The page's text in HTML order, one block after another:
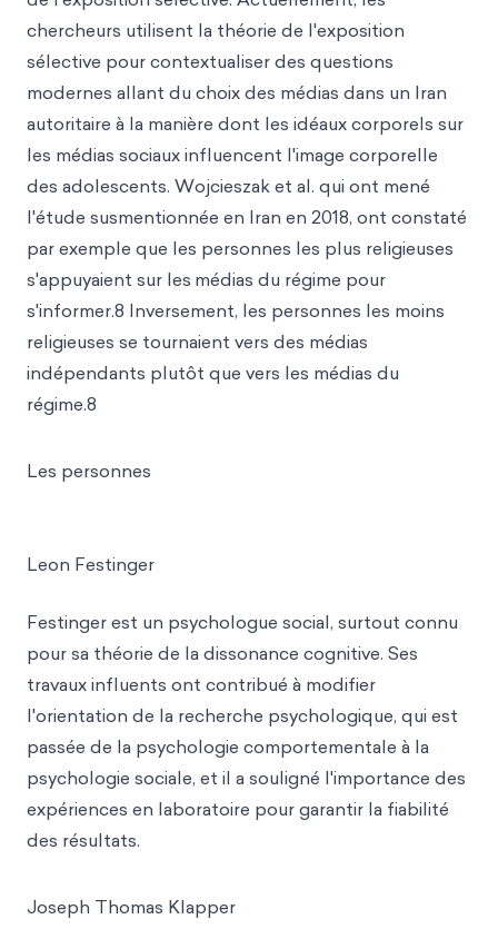
chercheurs utilisent la théorie de l'exposition
sélective pour contextualiser des questions
modernes allant du choix des médias dans un Iran
autoritaire à la manière dont les idéaux corporels sur
les médias sociaux influencent l'image corporelle
des adolescents. Wojcieszak et al. qui ont mené
l'étude susmentionnée en Iran en 2018, ont constaté
par exemple que les personnes les plus religieuses
s'appuyaient sur les médias du régime pour
s'informer.8 Inversement, les personnes les moins
religieuses se tournaient vers des médias
indépendants plutôt que vers les médias du
régime.8
Les personnes
Leon Festinger
Festinger est un psychologue social, surtout connu
pour sa théorie de la dissonance cognitive. Ses
travaux influents ont contribué à modifier
l'orientation de la recherche psychologique, qui est
passée de la psychologie comportementale à la
psychologie sociale, et il a souligné l'importance des
expériences en laboratoire pour garantir la fiabilité
des résultats.
Joseph Thomas Klapper